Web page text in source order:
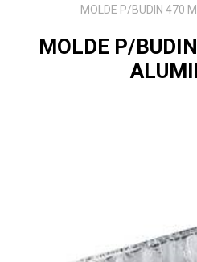
MOLDE P/BUDIN 470
MOLDE P/